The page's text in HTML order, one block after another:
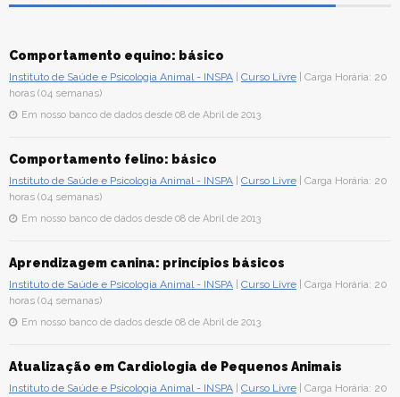
Comportamento equino: básico
Instituto de Saúde e Psicologia Animal - INSPA Curso Livre | Carga Horária: 20
horas (04 semanas)
Em nosso banco de dados desde 08 de Abril de 2013
Comportamento felino: básico
Instituto de Saúde e Psicologia Animal - INSPA Curso Livre | Carga Horária: 20
horas (04 semanas)
Em nosso banco de dados desde 08 de Abril de 2013
Aprendizagem canina: princípios básicos
Instituto de Saúde e Psicologia Animal - INSPA Curso Livre | Carga Horária: 20
horas (04 semanas)
Em nosso banco de dados desde 08 de Abril de 2013
Atualização em Cardiologia de Pequenos Animais
Instituto de Saúde e Psicologia Animal - INSPA Curso Livre | Carga Horária: 20